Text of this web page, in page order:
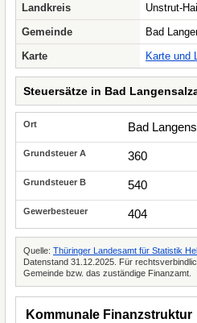
Landkreis
Unstrut-
Gemeinde
Bad
Karte
Karte und
Steuersätze in Bad
Bad
360
540
404
Quelle: Thüringer Landesamt für Statistik
Datenstand 31.12.2025. Für
Gemeinde bzw. das zuständige Finanzamt.
Kommunale Finanzstruktur